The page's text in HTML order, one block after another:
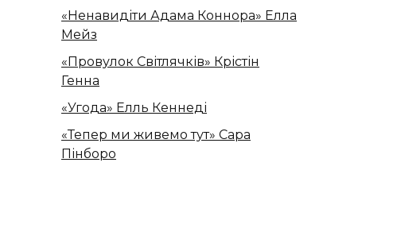
«Ненавидіти Адама Коннора» Елла
Мейз
«Провулок Світлячків» Крістін
Генна
«Угода» Елль Кеннеді
«Тепер ми живемо тут» Сара
Пінборо